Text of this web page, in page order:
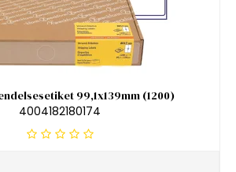
99,1x139mm (1200)
4004182180174